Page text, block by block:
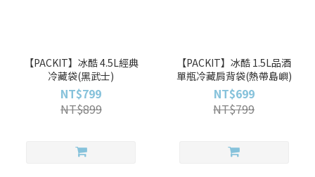
【PACKIT】冰酷 4.5L經典
冷藏袋(黑武士)
NT$799
NT$899
【PACKIT】冰酷 1.5L品酒
單瓶冷藏肩背袋(熱帶島嶼)
NT$699
NT$799